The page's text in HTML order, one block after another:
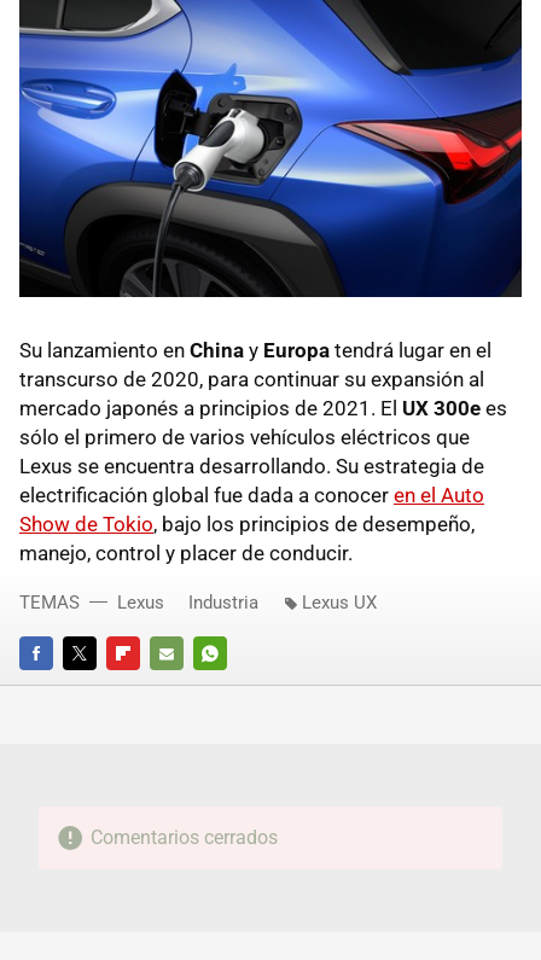
Su lanzamiento en China y Europa tendrá lugar en el
transcurso de 2020, para continuar su expansión al
mercado japonés a principios de 2021. El UX 300e es
sólo el primero de varios vehículos eléctricos que
Lexus se encuentra desarrollando. Su estrategia de
electrificación global fue dada a conocer en el Auto
Show de Tokio, bajo los principios de desempeño,
manejo, control y placer de conducir.
FACEBOOKTWITTERFLIPBOARD
E-
WHATSAPP
TEMAS Lexus Industria Lexus UX
Comentarios cerrados